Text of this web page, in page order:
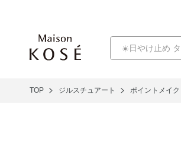
TOP ジルスチュアート ポイントメイク